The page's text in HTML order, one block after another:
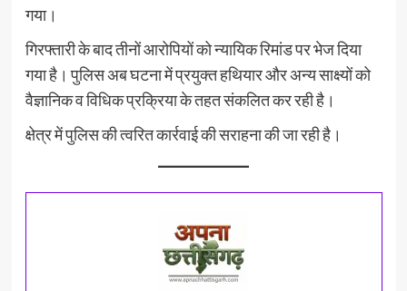
गया।
गिरफ्तारी के बाद तीनों आरोपियों को न्यायिक रिमांड पर भेज दिया
गया है। पुलिस अब घटना में प्रयुक्त हथियार और अन्य साक्ष्यों को
वैज्ञानिक व विधिक प्रक्रिया के तहत संकलित कर रही है।
क्षेत्र में पुलिस की त्वरित कार्रवाई की सराहना की जा रही है।